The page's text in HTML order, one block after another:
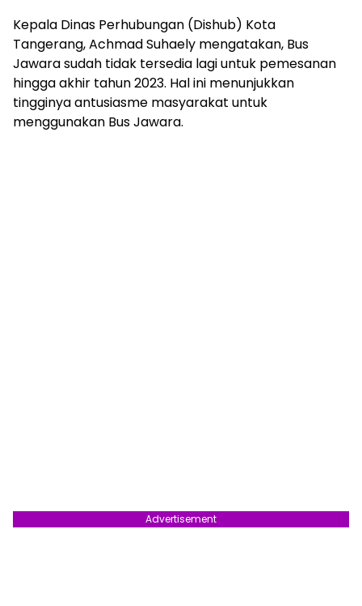
Kepala Dinas Perhubungan (Dishub) Kota
Tangerang, Achmad Suhaely mengatakan, Bus
Jawara sudah tidak tersedia lagi untuk pemesanan
hingga akhir tahun 2023. Hal ini menunjukkan
tingginya antusiasme masyarakat untuk
menggunakan Bus Jawara.
Advertisement